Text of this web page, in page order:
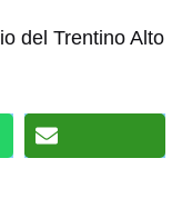
del Trentino Alto